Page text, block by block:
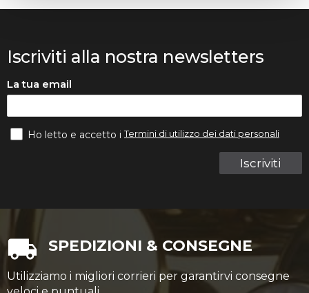
Iscriviti alla nostra newsletters
La tua email
Iscriviti
Ho letto e accetto iTermini di utilizzo dei dati personali
SPEDIZIONI & CONSEGNE
Utilizziamo i migliori corrieri per garantirvi consegne